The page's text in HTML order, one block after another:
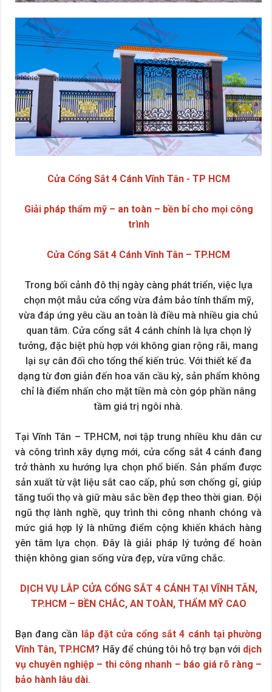
Cửa Cổng Sắt 4 Cánh Vĩnh Tân - TP HCM
Giải pháp thẩm mỹ – an toàn – bền bỉ cho mọi công
trình
Cửa Cổng Sắt 4 Cánh Vĩnh Tân – TP.HCM
Trong bối cảnh đô thị ngày càng phát triển, việc lựa
chọn một mẫu cửa cổng vừa đảm bảo tính thẩm mỹ,
vừa đáp ứng yêu cầu an toàn là điều mà nhiều gia chủ
quan tâm. Cửa cổng sắt 4 cánh chính là lựa chọn lý
tưởng, đặc biệt phù hợp với không gian rộng rãi, mang
lại sự cân đối cho tổng thể kiến trúc. Với thiết kế đa
dạng từ đơn giản đến hoa văn cầu kỳ, sản phẩm không
chỉ là điểm nhấn cho mặt tiền mà còn góp phần nâng
tầm giá trị ngôi nhà.
Tại Vĩnh Tân – TP.HCM, nơi tập trung nhiều khu dân cư
và công trình xây dựng mới, cửa cổng sắt 4 cánh đang
trở thành xu hướng lựa chọn phổ biến. Sản phẩm được
sản xuất từ vật liệu sắt cao cấp, phủ sơn chống gỉ, giúp
tăng tuổi thọ và giữ màu sắc bền đẹp theo thời gian. Đội
ngũ thợ lành nghề, quy trình thi công nhanh chóng và
mức giá hợp lý là những điểm cộng khiến khách hàng
yên tâm lựa chọn. Đây là giải pháp lý tưởng để hoàn
thiện không gian sống vừa đẹp, vừa vững chắc.
DỊCH VỤ LẮP CỬA CỔNG SẮT 4 CÁNH TẠI VĨNH TÂN,
TP.HCM – BỀN CHẮC, AN TOÀN, THẨM MỸ CAO
Bạn đang cần lắp đặt cửa cổng sắt 4 cánh tại phường
Vĩnh Tân, TP.HCM? Hãy để chúng tôi hỗ trợ bạn với dịch
vụ chuyên nghiệp – thi công nhanh – báo giá rõ ràng –
bảo hành lâu dài.